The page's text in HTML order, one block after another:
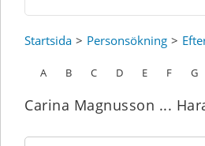
Startsida Personsökning
A B C D E F G
Carina Magnusson ...